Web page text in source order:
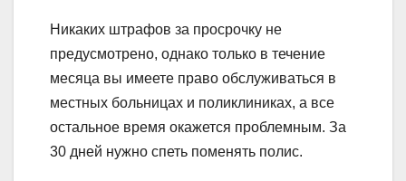
Никаких штрафов за просрочку не
предусмотрено, однако только в течение
месяца вы имеете право обслуживаться в
местных больницах и поликлиниках, а все
остальное время окажется проблемным. За
30 дней нужно спеть поменять полис.